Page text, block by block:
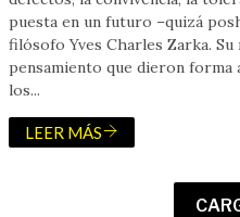
puesta en un futuro –quizá
filósofo Yves Charles Zarka. Su
pensamiento que dieron forma
los...
LEER MÁS